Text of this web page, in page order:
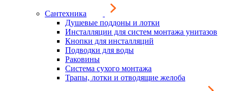
Сантехника
Душевые поддоны и лотки
Инсталляции для систем монтажа унитазов
Кнопки для инсталляций
Подводки для воды
Раковины
Система сухого монтажа
Трапы, лотки и отводящие желоба